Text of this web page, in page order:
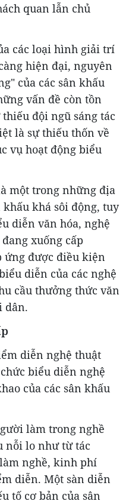
quan lẫn chủ
các loại hình giải trí
hiện đại, nguyên
của các sân khấu
vấn đề còn tồn
đội ngũ sáng tác
là sự thiếu thốn về
vụ hoạt động biểu
một trong những địa
khá sôi động, tuy
diễn văn hóa, nghệ
xuống cấp
ứng được điều kiện
diễn của các nghệ
cầu thưởng thức văn
dân.
diễn nghệ thuật
biểu diễn nghệ
của các sân khấu
làm trong nghề
nỗi lo như từ tác
nghề, kinh phí
diễn. Một sàn diễn
tố cơ bản của sân